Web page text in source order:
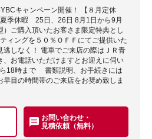
キャンペーン開催！ 【８月定休
季休暇 25日、26日 8月1日から9月
ご購入頂いたお客さま限定特典とし
ィングを５０％ＯＦＦにてご提供いた
逃しなく！ 電車でご来店の際はＪＲ青
、お電話いただけますとお迎えに伺い
18時まで 書類説明、お手続きには
目の時間帯のご来店をお奨め致しま
お問い合わせ・
見積依頼（無料）